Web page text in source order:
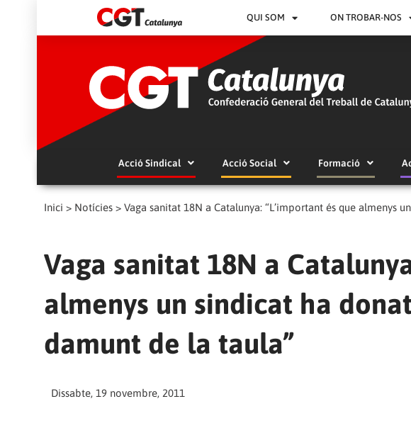
QUI SOM ON TROBAR-NOS
Acció Sindical Acció Social Formació
Inici > Notícies > Vaga sanitat 18N a Catalunya: “L’important és que almenys
Vaga sanitat 18N a
almenys un sindicat ha
damunt de la taula”
Dissabte, 19 novembre, 2011